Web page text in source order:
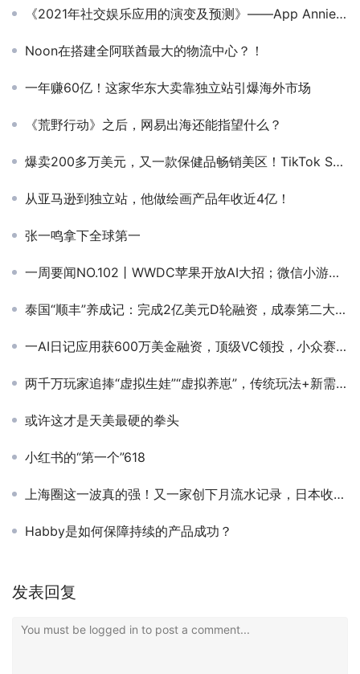
《2021年社交娱乐应用的演变及预测》——App Annie- 大中华南区新业务负责人-Carrie Chen
Noon在搭建全阿联酋最大的物流中心？！
一年赚60亿！这家华东大卖靠独立站引爆海外市场
《荒野行动》之后，网易出海还能指望什么？
爆卖200多万美元，又一款保健品畅销美区！TikTok Shop美国小店(4.8-4.14)新榜
从亚马逊到独立站，他做绘画产品年收近4亿！
张一鸣拿下全球第一
一周要闻NO.102丨WWDC苹果开放AI大招；微信小游戏，出海卷得如何了；AI社交下一步要抢短剧的饭碗；亚马逊再推2项新功能
泰国“顺丰”养成记：完成2亿美元D轮融资，成泰第二大民营快递
一AI日记应用获600万美金融资，顶级VC领投，小众赛道里跑出来的大生意有何特别？
两千万玩家追捧“虚拟生娃”“虚拟养崽”，传统玩法+新需求的社交产品为何受欢迎？
或许这才是天美最硬的拳头
小红书的“第一个”618
上海圈这一波真的强！又一家创下月流水记录，日本收入仅次于网易
Habby是如何保障持续的产品成功？
发表回复
You must be logged in to post a comment...